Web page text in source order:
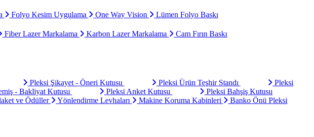
Folyo Kesim Uygulama One Way Vision Lümen Folyo Baskı
Fiber Lazer Markalama Karbon Lazer Markalama Cam Fırın Baskı
Pleksi Şikayet - Öneri Kutusu Pleksi Ürün Teşhir Standı
Pleksi
- Bakliyat Kutusu Pleksi Anket Kutusu
Pleksi Bahşiş Kutusu
ve Ödüller Yönlendirme Levhaları Makine Koruma Kabinleri
Banko Önü Pleksi